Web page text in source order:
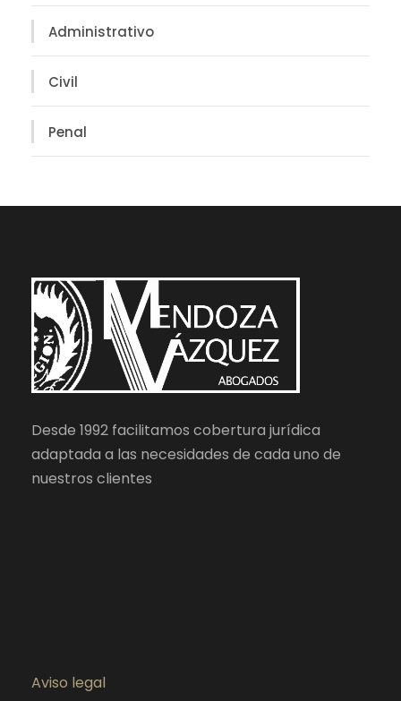
Administrativo
Civil
Penal
Desde 1992 facilitamos cobertura jurídica
adaptada a las necesidades de cada uno de
nuestros clientes
Aviso legal